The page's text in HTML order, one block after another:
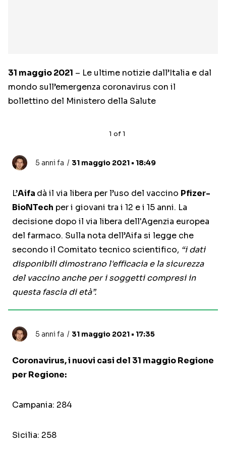
31 maggio 2021 – Le ultime notizie dall’Italia e dal
mondo sull’emergenza coronavirus con il
bollettino del Ministero della Salute
1 of1
5 anni fa 31 maggio 2021 • 18:49
L’Aifa dà il via libera per l’uso del vaccino Pfizer-
BioNTech per i giovani tra i 12 e i 15 anni. La
decisione dopo il via libera dell'Agenzia europea
del farmaco. Sulla nota dell’Aifa si legge che
secondo il Comitato tecnico scientifico, “i dati
disponibili dimostrano l'efficacia e la sicurezza
del vaccino anche per i soggetti compresi in
questa fascia di età”.
5 anni fa 31 maggio 2021 • 17:35
Coronavirus, i nuovi casi del 31 maggio Regione
per Regione:
Campania: 284
Sicilia: 258